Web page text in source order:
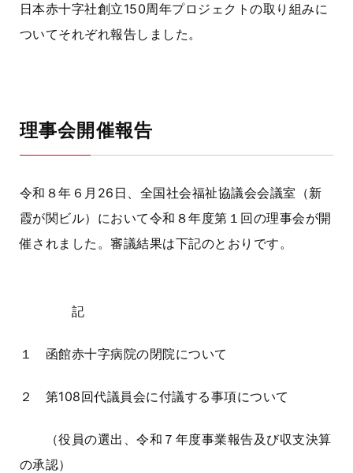
日本赤十字社創立150周年プロジェクトの取り組みに
ついてそれぞれ報告しました。
理事会開催報告
令和８年６月 26 日、全国社会福祉協議会会議室（新
霞が関ビル）において令和８年度第１回の理事会が開
催されました。審議結果は下記のとおりです。
記
１ 函館赤十字病院の閉院について
２ 第108回代議員会に付議する事項について
（役員の選出、令和７年度事業報告及び収支決算
の承認）